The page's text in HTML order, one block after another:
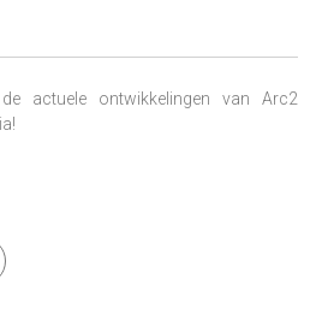
actuele ontwikkelingen van Arc2